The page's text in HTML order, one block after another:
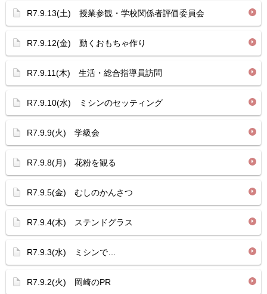
R7.9.13(土) 授業参観・学校関係者評価委員会
R7.9.12(金) 動くおもちゃ作り
R7.9.11(木) 生活・総合指導員訪問
R7.9.10(水) ミシンのセッティング
R7.9.9(火) 学級会
R7.9.8(月) 花粉を観る
R7.9.5(金) むしのかんさつ
R7.9.4(木) ステンドグラス
R7.9.3(水) ミシンで…
R7.9.2(火) 岡崎のPR